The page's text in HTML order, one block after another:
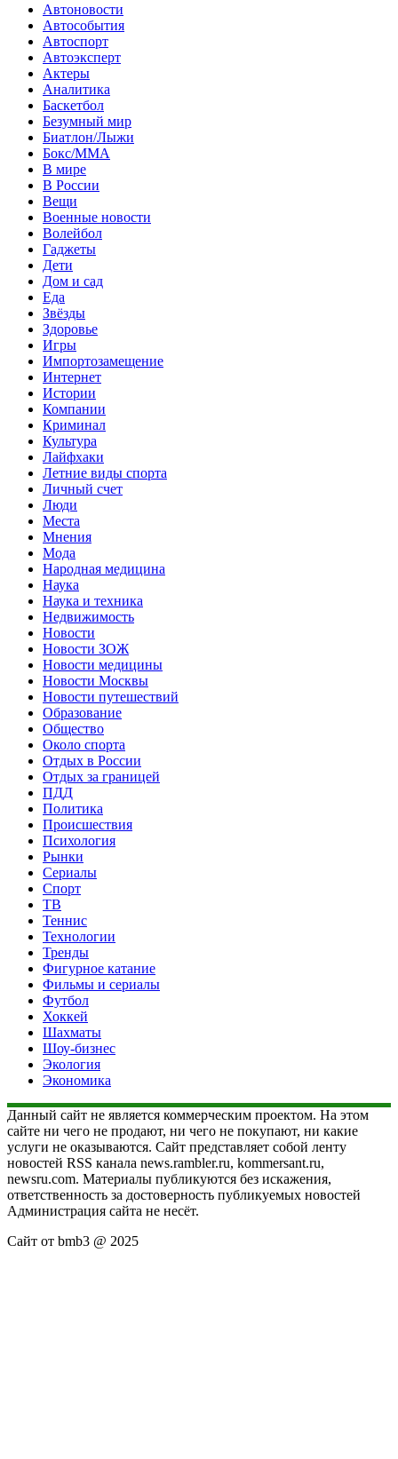
Автоновости
Автособытия
Автоспорт
Автоэксперт
Актеры
Аналитика
Баскетбол
Безумный мир
Биатлон/Лыжи
Бокс/MMA
В мире
В России
Вещи
Военные новости
Волейбол
Гаджеты
Дети
Дом и сад
Еда
Звёзды
Здоровье
Игры
Импортозамещение
Интернет
Истории
Компании
Криминал
Культура
Лайфхаки
Летние виды спорта
Личный счет
Люди
Места
Мнения
Мода
Народная медицина
Наука
Наука и техника
Недвижимость
Новости
Новости ЗОЖ
Новости медицины
Новости Москвы
Новости путешествий
Образование
Общество
Около спорта
Отдых в России
Отдых за границей
ПДД
Политика
Происшествия
Психология
Рынки
Сериалы
Спорт
ТВ
Теннис
Технологии
Тренды
Фигурное катание
Фильмы и сериалы
Футбол
Хоккей
Шахматы
Шоу-бизнес
Экология
Экономика
Данный сайт не является коммерческим проектом. На этом
сайте ни чего не продают, ни чего не покупают, ни какие
услуги не оказываются. Сайт представляет собой ленту
новостей RSS канала news.rambler.ru, kommersant.ru,
newsru.com. Материалы публикуются без искажения,
ответственность за достоверность публикуемых новостей
Администрация сайта не несёт.
Сайт от bmb3 @ 2025